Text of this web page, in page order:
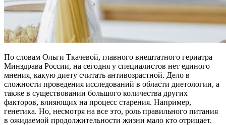
По словам Ольги Ткачевой, главного внештатного гериатра
Минздрава России, на сегодня у специалистов нет единого
мнения, какую диету считать антивозрастной. Дело в
сложности проведения исследований в области диетологии, а
также в существовании большого количества других
факторов, влияющих на процесс старения. Например,
генетика. Но, несмотря на все это, роль правильного питания
в ожидаемой продолжительности жизни мало кто отрицает.